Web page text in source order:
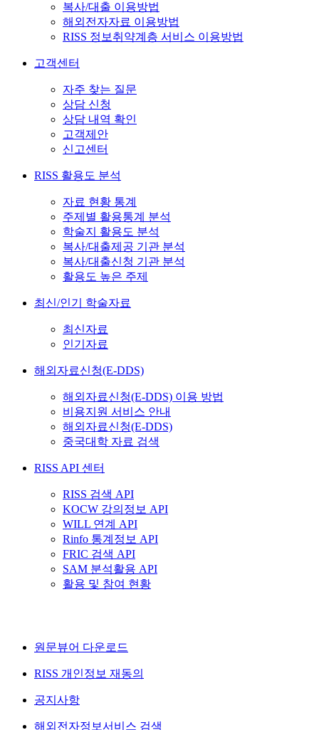
복사/대출 이용방법
해외전자자료 이용방법
RISS 정보취약계층 서비스 이용방법
고객센터
자주 찾는 질문
상담 신청
상담 내역 확인
고객제안
신고센터
RISS 활용도 분석
자료 현황 통계
주제별 활용통계 분석
학술지 활용도 분석
복사/대출제공 기관 분석
복사/대출신청 기관 분석
활용도 높은 주제
최신/인기 학술자료
최신자료
인기자료
해외자료신청(E-DDS)
해외자료신청(E-DDS) 이용 방법
비용지원 서비스 안내
해외자료신청(E-DDS)
중국대학 자료 검색
RISS API 센터
RISS 검색 API
KOCW 강의정보 API
WILL 연계 API
Rinfo 통계정보 API
FRIC 검색 API
SAM 분석활용 API
활용 및 참여 현황
원문뷰어 다운로드
RISS 개인정보 재동의
공지사항
해외전자정보서비스 검색